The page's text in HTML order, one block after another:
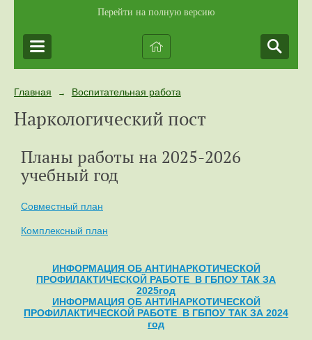
Перейти на полную версию
Главная → Воспитательная работа
Наркологический пост
Планы работы на 2025-2026
учебный год
Совместный план
Комплексный план
ИНФОРМАЦИЯ ОБ АНТИНАРКОТИЧЕСКОЙ
ПРОФИЛАКТИЧЕСКОЙ РАБОТЕ В ГБПОУ ТАК ЗА
2025год
ИНФОРМАЦИЯ ОБ АНТИНАРКОТИЧЕСКОЙ
ПРОФИЛАКТИЧЕСКОЙ РАБОТЕ В ГБПОУ ТАК ЗА 2024
год